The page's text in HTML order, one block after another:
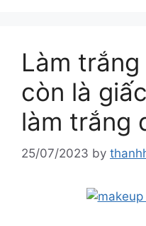
Làm
còn là
làm trắng
25/07/2023 by